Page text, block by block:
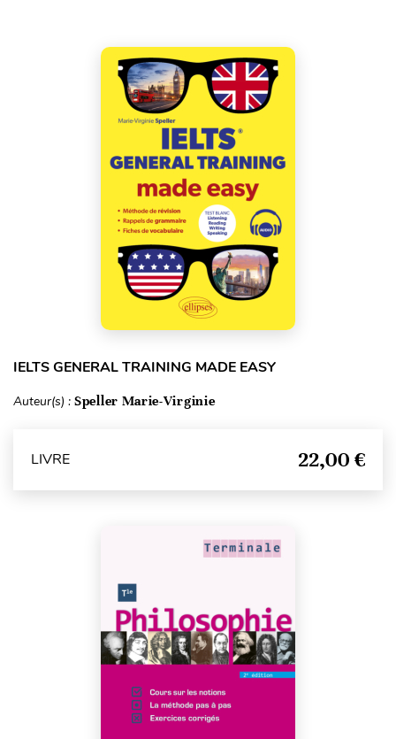
IELTS GENERAL TRAINING MADE EASY
Auteur(s) : Speller Marie-Virginie
LIVRE 22,00 €